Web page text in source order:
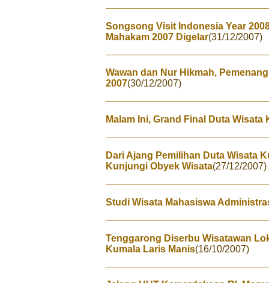
Songsong Visit Indonesia Year
Mahakam 2007 Digelar(31/12/2007)
Wawan dan Nur Hikmah,
2007(30/12/2007)
Malam Ini, Grand Final Duta Wisata
Dari Ajang Pemilihan Duta Wisata
Kunjungi Obyek Wisata(27/12/2007)
Studi Wisata Mahasiswa
Tenggarong Diserbu Wisatawan
Kumala Laris Manis(16/10/2007)